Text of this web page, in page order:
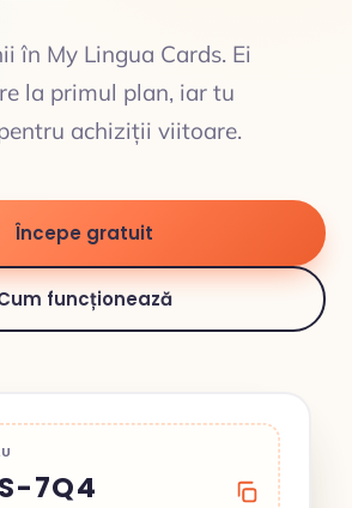
în My Lingua Cards. Ei
la primul plan, iar tu
achiziții viitoare.
Începe gratuit
funcționează
7Q4